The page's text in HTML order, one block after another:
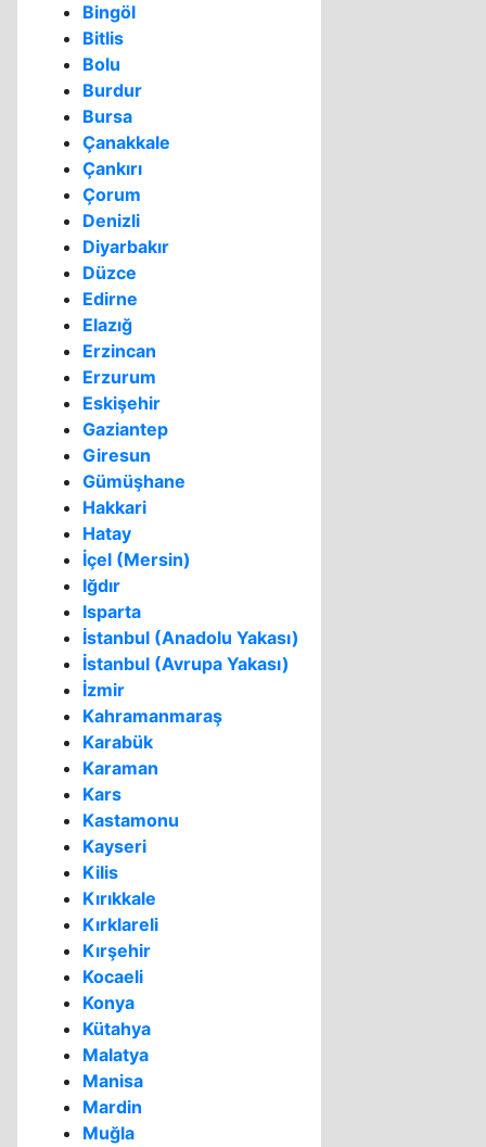
Bingöl
Bitlis
Bolu
Burdur
Bursa
Çanakkale
Çankırı
Çorum
Denizli
Diyarbakır
Düzce
Edirne
Elazığ
Erzincan
Erzurum
Eskişehir
Gaziantep
Giresun
Gümüşhane
Hakkari
Hatay
İçel (Mersin)
Iğdır
Isparta
İstanbul (Anadolu Yakası)
İstanbul (Avrupa Yakası)
İzmir
Kahramanmaraş
Karabük
Karaman
Kars
Kastamonu
Kayseri
Kilis
Kırıkkale
Kırklareli
Kırşehir
Kocaeli
Konya
Kütahya
Malatya
Manisa
Mardin
Muğla